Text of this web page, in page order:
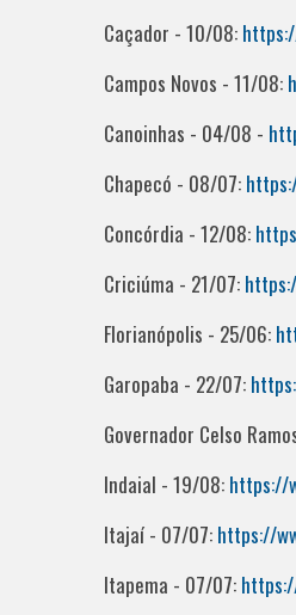
Caçador - 10/08:
Campos Novos - 11/08:
Canoinhas - 04/08 -
Chapecó - 08/07:
Concórdia - 12/08:
Criciúma - 21/07:
Florianópolis - 25/06:
Garopaba - 22/07:
Governador Celso
Indaial - 19/08: https://
Itajaí - 07/07: https://
Itapema - 07/07: